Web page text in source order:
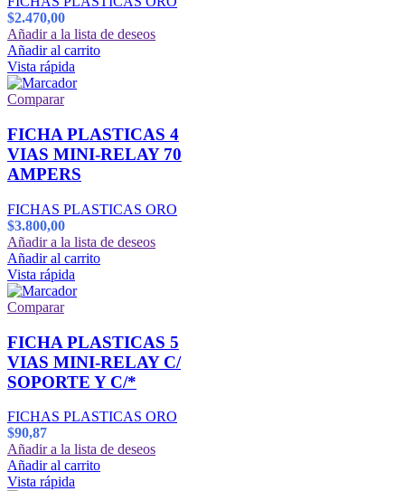
$2.470,00
Añadir a la lista de deseos
Añadir al carrito
Vista rápida
Comparar
FICHA PLASTICAS 4
VIAS MINI-RELAY 70
AMPERS
FICHAS PLASTICAS ORO
$3.800,00
Añadir a la lista de deseos
Añadir al carrito
Vista rápida
Comparar
FICHA PLASTICAS 5
VIAS MINI-RELAY C/
SOPORTE Y C/*
FICHAS PLASTICAS ORO
$90,87
Añadir a la lista de deseos
Añadir al carrito
Vista rápida